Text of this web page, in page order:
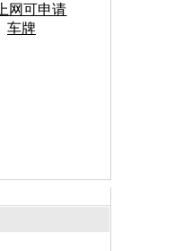
上网可申请
车牌